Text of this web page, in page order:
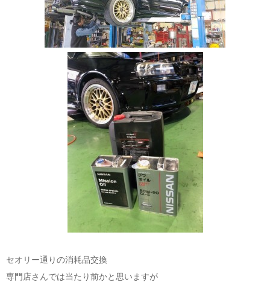
セオリー通りの消耗品交換
専門店さんでは当たり前かと思いますが